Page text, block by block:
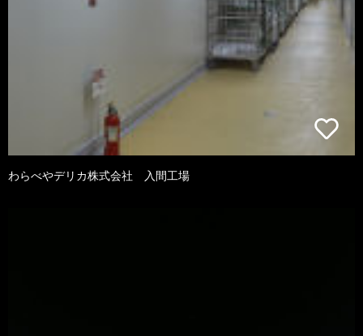
わらべやデリカ株式会社 入間工場